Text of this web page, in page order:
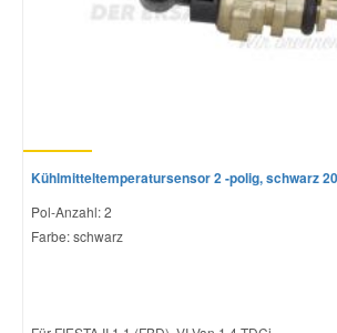
Kühlmitteltemperatursensor 2 -polig, schwarz
Pol-Anzahl: 2
Farbe: schwarz